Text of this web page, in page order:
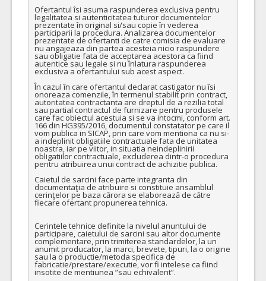
Ofertantul îsi asuma raspunderea exclusiva pentru
legalitatea si autenticitatea tuturor documentelor
prezentate în original si/sau copie în vederea
participarii la procedura. Analizarea documentelor
prezentate de ofertanti de catre comisia de evaluare
nu angajeaza din partea acesteia nicio raspundere
sau obligatie fata de acceptarea acestora ca fiind
autentice sau legale si nu înlatura raspunderea
exclusiva a ofertantului sub acest aspect.
În cazul în care ofertantul declarat castigator nu îsi
onoreaza comenzile, în termenul stabilit prin contract,
autoritatea contractanta are dreptul de a rezilia total
sau partial contractul de furnizare pentru produsele
care fac obiectul acestuia si se va intocmi, conform art.
166 din HG395/2016, documentul constatator pe care il
vom publica in SICAP, prin care vom mentiona ca nu si-
a indeplinit obligatiile contractuale fata de unitatea
noastra, iar pe viitor, in situatia neindeplinirii
obligatiilor contractuale, excluderea dintr-o procedura
pentru atribuirea unui contract de achizitie publica.
Caietul de sarcini face parte integranta din
documentaţia de atribuire si constituie ansamblul
cerinţelor pe baza cărora se elaborează de către
fiecare ofertant propunerea tehnica.
Cerintele tehnice definite la nivelul anuntului de
participare, caietului de sarcini sau altor documente
complementare, prin trimiterea standardelor, la un
anumit producator, la marci, brevete, tipuri, la o origine
sau la o productie/metoda specifica de
fabricatie/prestare/executie, vor fi intelese ca fiind
insotite de mentiunea ”sau echivalent”.